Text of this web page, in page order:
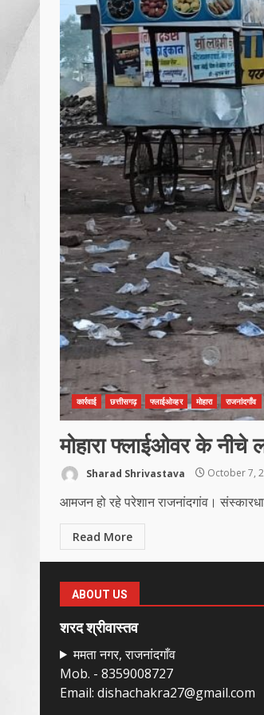
कार्रवाई छत्तीसगढ़ फ्लाईओव्हर मोहारा राजनांदगाँव
मोहारा फ्लाईओवर के नीचे
Sharad Shrivastava October 7,
आमजन हो रहे परेशान राजनांदगांव।
Read More
ABOUT US
शरद श्रीवास्तव
ममता नगर, राजनांदगाँव
Mob. - 8359008727
Email: dishachakra27@gmail.com